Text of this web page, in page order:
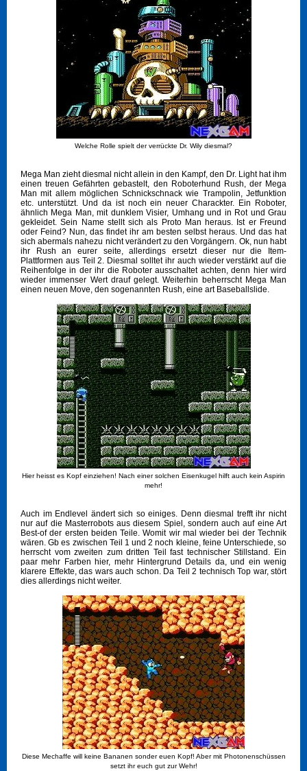
Welche Rolle spielt der verrückte Dr. Wily diesmal?
Mega Man zieht diesmal nicht allein in den Kampf, den Dr. Light hat ihm
einen treuen Gefährten gebastelt, den Roboterhund Rush, der Mega
Man mit allem möglichen Schnickschnack wie Trampolin, Jetfunktion
etc. unterstützt. Und da ist noch ein neuer Charackter. Ein Roboter,
ähnlich Mega Man, mit dunklem Visier, Umhang und in Rot und Grau
gekleidet. Sein Name stellt sich als Proto Man heraus. Ist er Freund
oder Feind? Nun, das findet ihr am besten selbst heraus. Und das hat
sich abermals nahezu nicht verändert zu den Vorgängern. Ok, nun habt
ihr Rush an eurer seite, allerdings ersetzt dieser nur die Item-
Plattformen aus Teil 2. Diesmal solltet ihr auch wieder verstärkt auf die
Reihenfolge in der ihr die Roboter ausschaltet achten, denn hier wird
wieder immenser Wert drauf gelegt. Weiterhin beherrscht Mega Man
einen neuen Move, den sogenannten Rush, eine art Baseballslide.
Hier heisst es Kopf einziehen! Nach einer solchen Eisenkugel hilft auch kein Aspirin
mehr!
Auch im Endlevel ändert sich so einiges. Denn diesmal trefft ihr nicht
nur auf die Masterrobots aus diesem Spiel, sondern auch auf eine Art
Best-of der ersten beiden Teile. Womit wir mal wieder bei der Technik
wären. Gb es zwischen Teil 1 und 2 noch kleine, feine Unterschiede, so
herrscht vom zweiten zum dritten Teil fast technischer Stillstand. Ein
paar mehr Farben hier, mehr Hintergrund Details da, und ein wenig
klarere Effekte, das wars auch schon. Da Teil 2 technisch Top war, stört
dies allerdings nicht weiter.
Diese Mechaffe will keine Bananen sonder euen Kopf! Aber mit Photonenschüssen
setzt ihr euch gut zur Wehr!